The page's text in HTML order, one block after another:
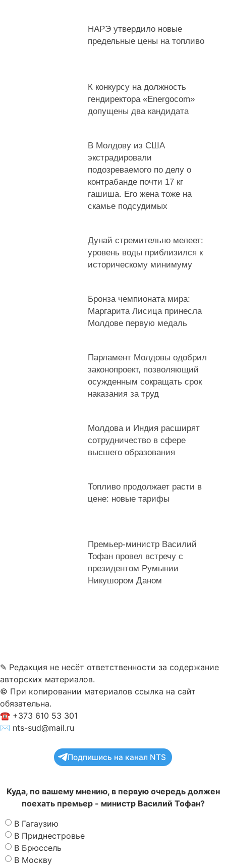
НАРЭ утвердило новые
предельные цены на топливо
К конкурсу на должность
гендиректора «Energocom»
допущены два кандидата
В Молдову из США
экстрадировали
подозреваемого по делу о
контрабанде почти 17 кг
гашиша. Его жена тоже на
скамье подсудимых
Дунай стремительно мелеет:
уровень воды приблизился к
историческому минимуму
Бронза чемпионата мира:
Маргарита Лисица принесла
Молдове первую медаль
Парламент Молдовы одобрил
законопроект, позволяющий
осужденным сокращать срок
наказания за труд
Молдова и Индия расширят
сотрудничество в сфере
высшего образования
Топливо продолжает расти в
цене: новые тарифы
Премьер-министр Василий
Тофан провел встречу с
президентом Румынии
Никушором Даном
✎ Редакция не несёт ответственности за содержание
авторских материалов.
© При копировании материалов ссылка на сайт
обязательна.
☎︎ +373 610 53 301
✉ nts-sud@mail.ru
Подпишись на канал NTS
Куда, по вашему мнению, в первую очередь должен
поехать премьер - министр Василий Тофан?
В Гагаузию
В Приднестровье
В Брюссель
В Москву